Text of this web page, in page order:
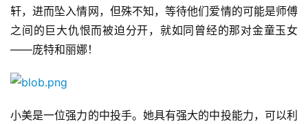
游
界
手
轩，进而坠入情网，但殊不知，等待他们爱情的可能是师傅
之间的巨大仇恨而被迫分开，就如同曾经的那对金童玉女
——庞特和丽娜！
小美是一位强力的中投手。她具有强大的中投能力，可以利